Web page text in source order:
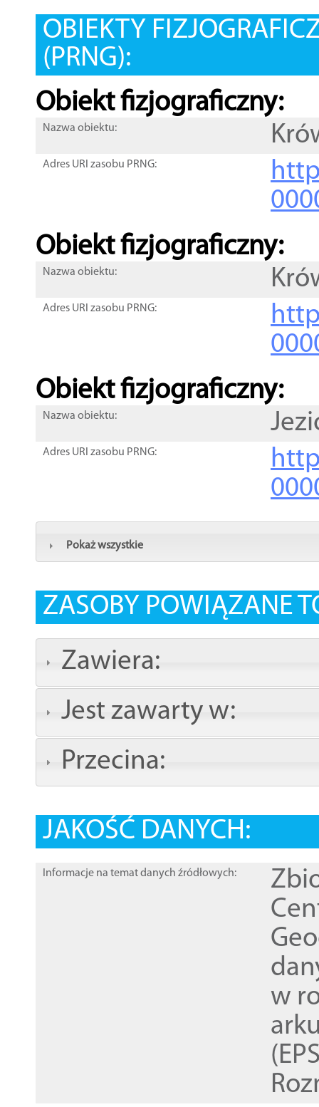
OBIEKTY
(PRNG):
Obiekt fizjograficzny:
Nazwa obiektu:
Adres URI zasobu PRNG:
Obiekt fizjograficzny:
Nazwa obiektu:
Adres URI zasobu PRNG:
Obiekt fizjograficzny:
Nazwa obiektu:
Adres URI zasobu PRNG:
Pokaż wszystkie
ZASOBY POWIĄZANE
Zawiera:
Jest zawarty w:
Przecina:
JAKOŚĆ DANYCH:
Informacje na temat danych źródłowych:
w